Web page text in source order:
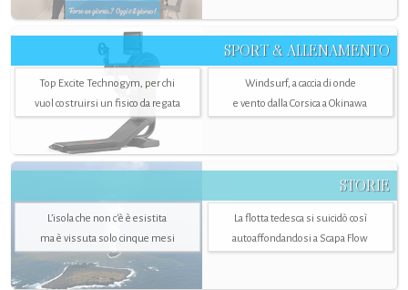
SPORT & ALLENAMENTO
Top Excite Technogym, per chi
vuol costruirsi un fisico da regata
Windsurf, a caccia di onde
e vento dalla Corsica a Okinawa
STORIE
L’isola che non c'è è esistita
ma è vissuta solo cinque mesi
La flotta tedesca si suicidò così
autoaffondandosi a Scapa Flow